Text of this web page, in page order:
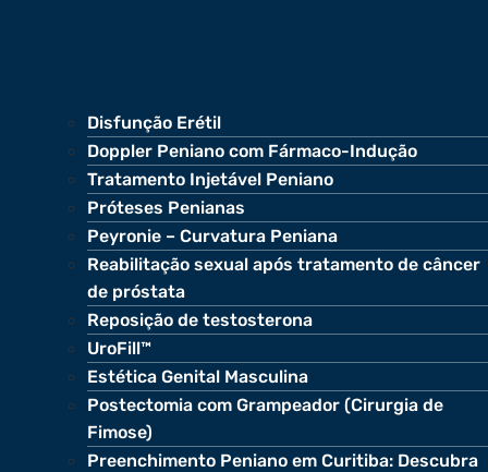
Disfunção Erétil
Doppler Peniano com Fármaco-Indução
Tratamento Injetável Peniano
Próteses Penianas
Peyronie – Curvatura Peniana
Reabilitação sexual após tratamento de câncer
de próstata
Reposição de testosterona
UroFill™
Estética Genital Masculina
Postectomia com Grampeador (Cirurgia de
Fimose)
Preenchimento Peniano em Curitiba: Descubra